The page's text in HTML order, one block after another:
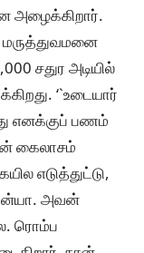
அழைக்கிறார்.
சதுர அடியில்
‘`உடையார்
எனக்குப் பணம்
கைலாசம்
எடுத்துட்டு,
அவன்
ரொம்ப